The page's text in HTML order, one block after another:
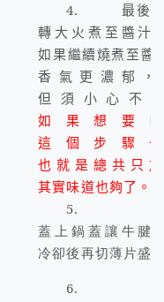
4. 最後淋入
轉大火煮至醬汁
如果繼續燒煮至醬
香氣更濃郁
但須小心不
如果想要
這個步驟
也就是總共只
其實味道也夠了。
5.
蓋上鍋蓋讓牛腱
冷卻後再切薄片盛
6.